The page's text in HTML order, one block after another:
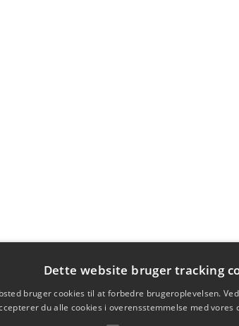
Dette website bruger tracking
bruger cookies til at forbedre brugeroplevelsen.
du alle cookies i overensstemmelse med vores